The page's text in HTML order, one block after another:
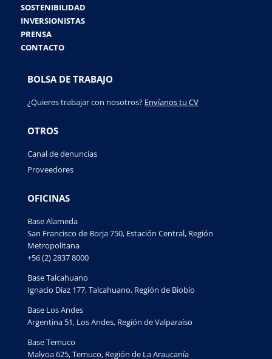
SOSTENIBILIDAD
INVERSIONISTAS
PRENSA
CONTACTO
BOLSA DE TRABAJO
¿Quieres trabajar con nosotros? Envíanos tu CV
OTROS
Canal de denuncias
Proveedores
OFICINAS
Base Alameda
San Francisco de Borja 750, Estación Central, Región
Metropolitana
+56 (2) 2837 8000
Base Talcahuano
Ignacio Díaz 177, Talcahuano, Región de Biobío
Base Los Andes
Argentina 51, Los Andes, Región de Valparaíso
Base Temuco
Malvoa 625, Temuco, Región de La Araucanía